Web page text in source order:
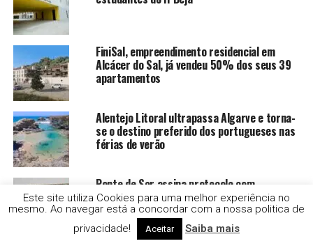
FiniSal, empreendimento residencial em
Alcácer do Sal, já vendeu 50% dos seus 39
apartamentos
Alentejo Litoral ultrapassa Algarve e torna-
se o destino preferido dos portugueses nas
férias de verão
Ponte de Sor assina protocolo com
ARTMOZ e confirma
participação na BIALE_27
Este site utiliza Cookies para uma melhor experiência no
mesmo. Ao navegar está a concordar com a nossa politica de
privacidade!
Aceitar Saiba mais